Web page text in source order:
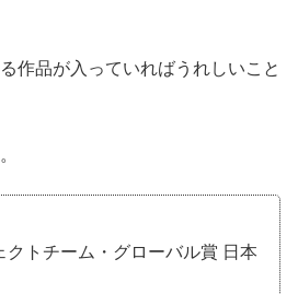
作品が入っていればうれしいこと
クトチーム・グローバル賞 日本